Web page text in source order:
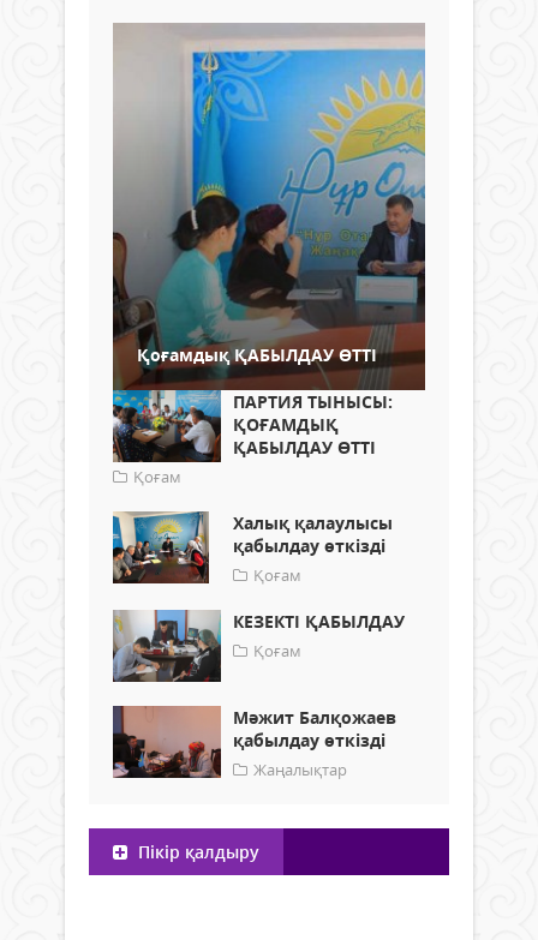
Қоғамдық ҚАБЫЛДАУ ӨТТІ
ПАРТИЯ ТЫНЫСЫ:
ҚОҒАМДЫҚ
ҚАБЫЛДАУ ӨТТІ
Қоғам
Халық қалаулысы
қабылдау өткізді
Қоғам
КЕЗЕКТІ ҚАБЫЛДАУ
Қоғам
Мәжит Балқожаев
қабылдау өткізді
Жаңалықтар
Пікір қалдыру